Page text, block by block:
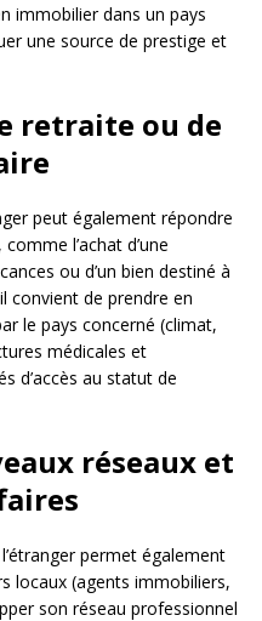
immobilier dans un pays
une source de prestige et
retraite ou de
peut également répondre
l’achat d’une
ou d’un bien destiné à
convient de prendre en
le pays concerné (climat,
médicales et
d’accès au statut de
réseaux et
permet également
locaux (agents immobiliers,
son réseau professionnel